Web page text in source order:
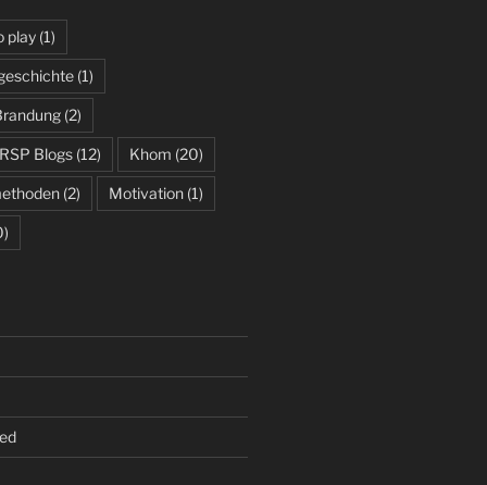
play(1)
(1)
(2)
Blogs(12) Khom (20)
(2) Motivation(1)